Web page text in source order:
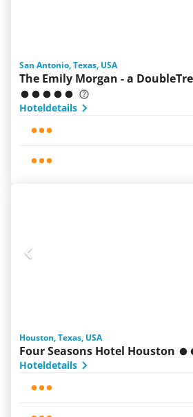
San Antonio, Texas, USA
The Emily Morgan - a
Hoteldetails
Houston, Texas, USA
Four Seasons Hotel Houston
Hoteldetails